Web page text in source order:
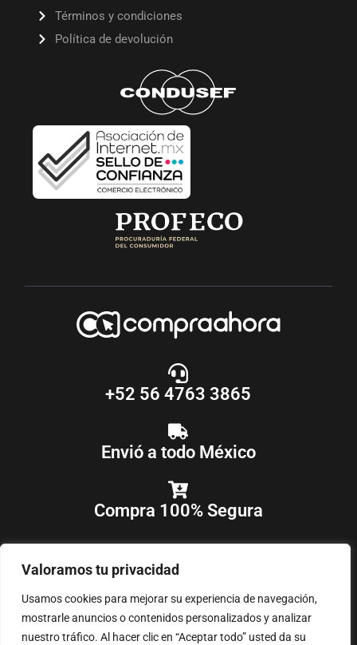
Valoramos tu privacidad
Usamos cookies para mejorar su experiencia de navegación,
mostrarle anuncios o contenidos personalizados y analizar
nuestro tráfico. Al hacer clic en “Aceptar todo” usted da su
Términos y condiciones
Política de devolución
+52 56 4763 3865
Envió a todo México
Compra 100% Segura
COPYRIGHT © 2018-2025COMPRAAHORA, TODOS LOS DERECHOS